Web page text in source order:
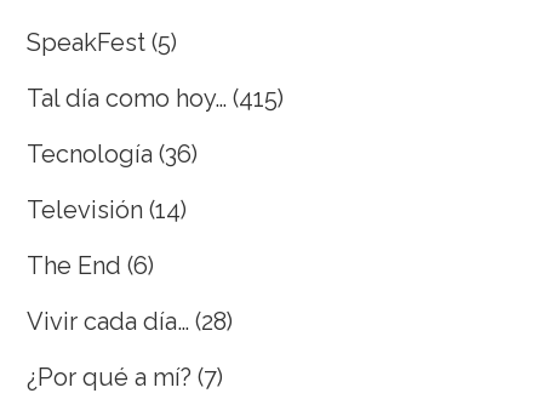
SpeakFest (5)
Tal día como hoy… (415)
Tecnología (36)
Televisión (14)
The End (6)
Vivir cada día… (28)
¿Por qué a mí? (7)